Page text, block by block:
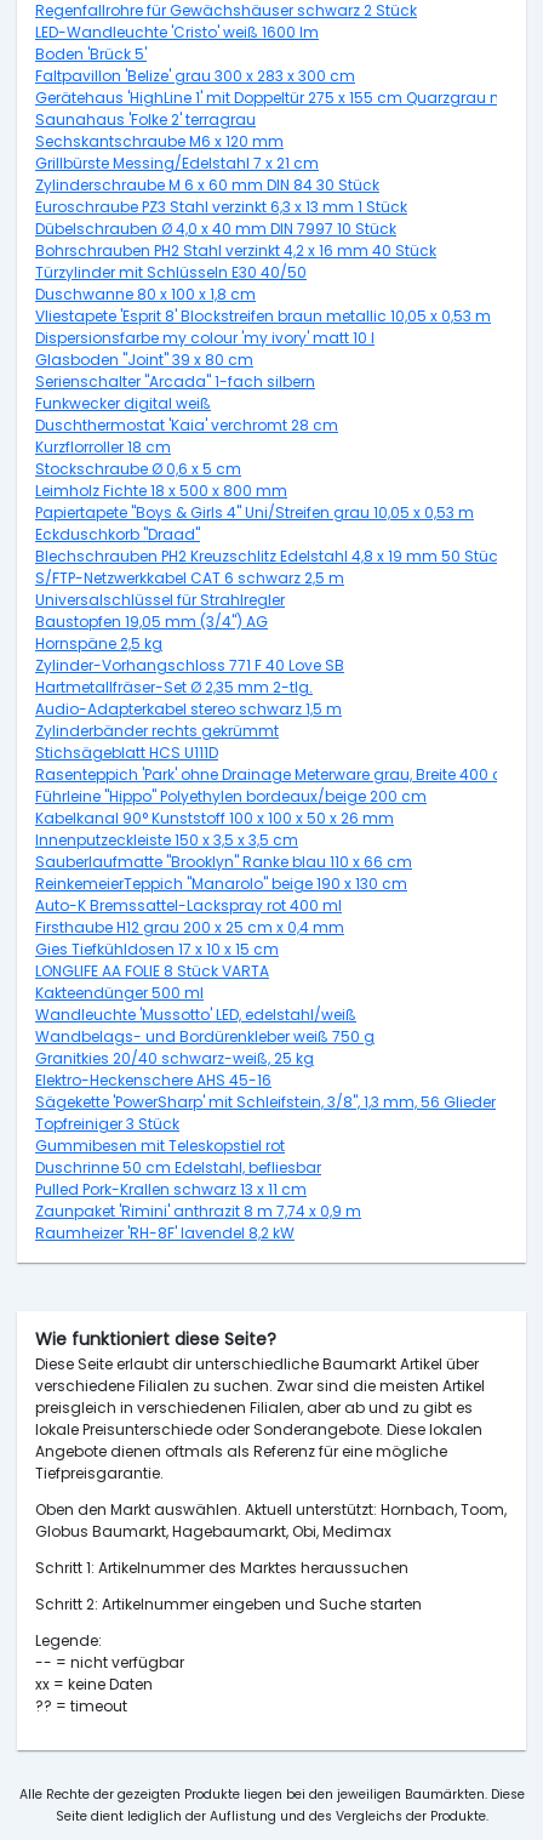
Regenfallrohre für Gewächshäuser schwarz 2 Stück
LED-Wandleuchte 'Cristo' weiß 1600 lm
Boden 'Brück 5'
Faltpavillon 'Belize' grau 300 x 283 x 300 cm
Gerätehaus 'HighLine 1' mit Doppeltür 275 x 155 cm Quarzgrau
Saunahaus 'Folke 2' terragrau
Sechskantschraube M6 x 120 mm
Grillbürste Messing/Edelstahl 7 x 21 cm
Zylinderschraube M 6 x 60 mm DIN 84 30 Stück
Euroschraube PZ3 Stahl verzinkt 6,3 x 13 mm 1 Stück
Dübelschrauben Ø 4,0 x 40 mm DIN 7997 10 Stück
Bohrschrauben PH2 Stahl verzinkt 4,2 x 16 mm 40 Stück
Türzylinder mit Schlüsseln E30 40/50
Duschwanne 80 x 100 x 1,8 cm
Vliestapete 'Esprit 8' Blockstreifen braun metallic 10,05 x 0,53 m
Dispersionsfarbe my colour 'my ivory' matt 10 l
Glasboden "Joint" 39 x 80 cm
Serienschalter "Arcada" 1-fach silbern
Funkwecker digital weiß
Duschthermostat 'Kaia' verchromt 28 cm
Kurzflorroller 18 cm
Stockschraube Ø 0,6 x 5 cm
Leimholz Fichte 18 x 500 x 800 mm
Papiertapete "Boys & Girls 4" Uni/Streifen grau 10,05 x 0,53 m
Eckduschkorb "Draad"
Blechschrauben PH2 Kreuzschlitz Edelstahl 4,8 x 19 mm 50 Stück
S/FTP-Netzwerkkabel CAT 6 schwarz 2,5 m
Universalschlüssel für Strahlregler
Baustopfen 19,05 mm (3/4") AG
Hornspäne 2,5 kg
Zylinder-Vorhangschloss 771 F 40 Love SB
Hartmetallfräser-Set Ø 2,35 mm 2-tlg.
Audio-Adapterkabel stereo schwarz 1,5 m
Zylinderbänder rechts gekrümmt
Stichsägeblatt HCS U111D
Rasenteppich 'Park' ohne Drainage Meterware grau, Breite 400 cm
Führleine "Hippo" Polyethylen bordeaux/beige 200 cm
Kabelkanal 90° Kunststoff 100 x 100 x 50 x 26 mm
Innenputzeckleiste 150 x 3,5 x 3,5 cm
Sauberlaufmatte "Brooklyn" Ranke blau 110 x 66 cm
ReinkemeierTeppich "Manarolo" beige 190 x 130 cm
Auto-K Bremssattel-Lackspray rot 400 ml
Firsthaube H12 grau 200 x 25 cm x 0,4 mm
Gies Tiefkühldosen 17 x 10 x 15 cm
LONGLIFE AA FOLIE 8 Stück VARTA
Kakteendünger 500 ml
Wandleuchte 'Mussotto' LED, edelstahl/weiß
Wandbelags- und Bordürenkleber weiß 750 g
Granitkies 20/40 schwarz-weiß, 25 kg
Elektro-Heckenschere AHS 45-16
Sägekette 'PowerSharp' mit Schleifstein, 3/8", 1,3 mm, 56 Glieder
Topfreiniger 3 Stück
Gummibesen mit Teleskopstiel rot
Duschrinne 50 cm Edelstahl, befliesbar
Pulled Pork-Krallen schwarz 13 x 11 cm
Zaunpaket 'Rimini' anthrazit 8 m 7,74 x 0,9 m
Raumheizer 'RH-8F' lavendel 8,2 kW
Wie funktioniert diese Seite?
Diese Seite erlaubt dir unterschiedliche Baumarkt Artikel über
verschiedene Filialen zu suchen. Zwar sind die meisten Artikel
preisgleich in verschiedenen Filialen, aber ab und zu gibt es
lokale Preisunterschiede oder Sonderangebote. Diese lokalen
Angebote dienen oftmals als Referenz für eine mögliche
Tiefpreisgarantie.
Oben den Markt auswählen. Aktuell unterstützt: Hornbach, Toom,
Globus Baumarkt, Hagebaumarkt, Obi, Medimax
Schritt 1: Artikelnummer des Marktes heraussuchen
Schritt 2: Artikelnummer eingeben und Suche starten
Legende:
-- = nicht verfügbar
xx = keine Daten
?? = timeout
Alle Rechte der gezeigten Produkte liegen bei den jeweiligen Baumärkten. Diese
Seite dient lediglich der Auflistung und des Vergleichs der Produkte.